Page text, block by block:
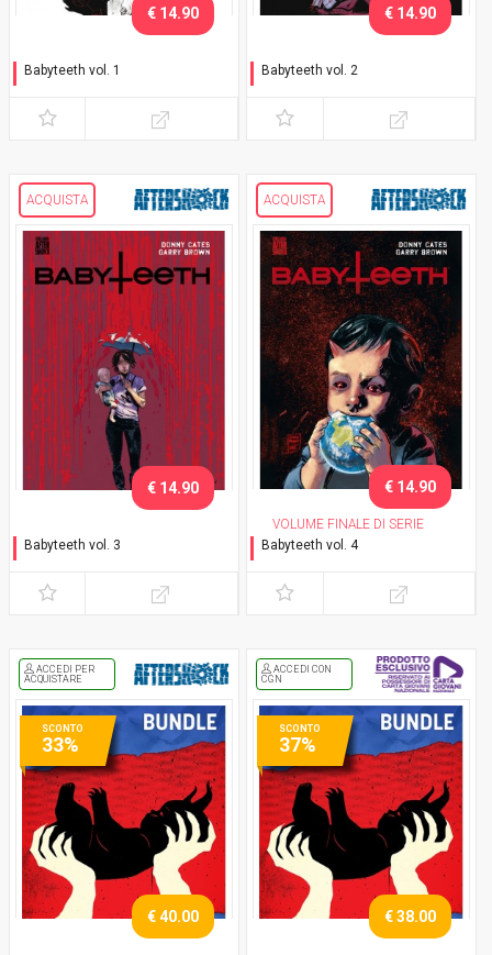
Babyteeth vol. 1
€ 14.90
Babyteeth vol. 2
€ 14.90
ACQUISTA
Babyteeth vol. 3
€ 14.90
ACQUISTA
VOLUME FINALE DI SERIE
Babyteeth vol. 4
€ 14.90
ACCEDI PER
ACQUISTARE
€ 40.00
SCONTO
33%
ACCEDI CON
CGN
€ 38.00
SCONTO
37%